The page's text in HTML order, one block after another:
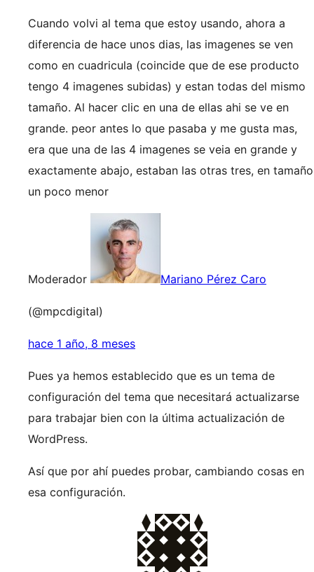
Cuando volvi al tema que estoy usando, ahora a
diferencia de hace unos dias, las imagenes se ven
como en cuadricula (coincide que de ese producto
tengo 4 imagenes subidas) y estan todas del mismo
tamaño. Al hacer clic en una de ellas ahi se ve en
grande. peor antes lo que pasaba y me gusta mas,
era que una de las 4 imagenes se veia en grande y
exactamente abajo, estaban las otras tres, en tamaño
un poco menor
Moderador Mariano Pérez Caro
(@mpcdigital)
hace 1 año, 8 meses
Pues ya hemos establecido que es un tema de
configuración del tema que necesitará actualizarse
para trabajar bien con la última actualización de
WordPress.
Así que por ahí puedes probar, cambiando cosas en
esa configuración.